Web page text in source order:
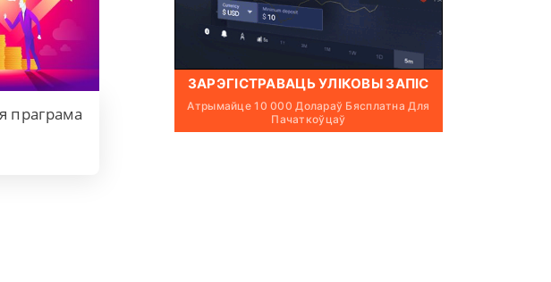
праграма
ЗАРЭГІСТРАВАЦЬ УЛІКОВЫ ЗАПІС
Атрымайце 10 000 Долараў Бясплатна Для
Пачаткоўцаў